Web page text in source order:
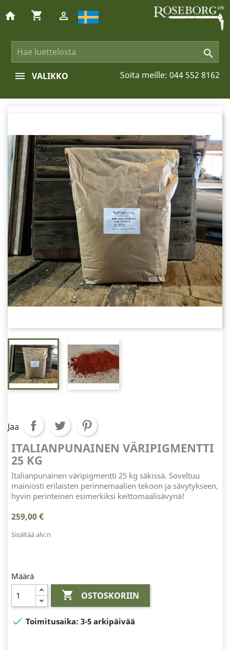

home shopping_cart 
Soita meille: 044 552 8162
VALIKKO
Jaa
ITALIANPUNAINEN VÄRIPIGMENTTI
25 KG
Italianpunainen väripigmentti 25 kg säkissä. Soveltuu
mainiosti erilaisten perinnemaalien tekoon ja sävytykseen,
hyvin perinteinen esimerkiksi keittomaalisävynä!
259,00 €
Sisältää alv:n
Määrä
 OSTOSKORIIN
 Toimitusaika: 3-5 arkipäivää